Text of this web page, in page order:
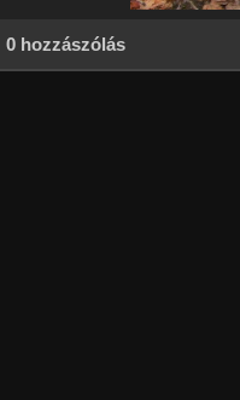
0 hozzászólás